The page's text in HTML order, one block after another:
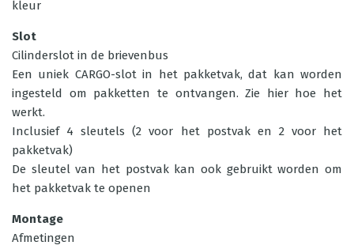
kleur
Slot
Cilinderslot in de brievenbus
Een uniek CARGO-slot in het pakketvak, dat kan worden
ingesteld om pakketten te ontvangen. Zie hier hoe het
werkt.
Inclusief 4 sleutels (2 voor het postvak en 2 voor het
pakketvak)
De sleutel van het postvak kan ook gebruikt worden om
het pakketvak te openen
Montage
Afmetingen